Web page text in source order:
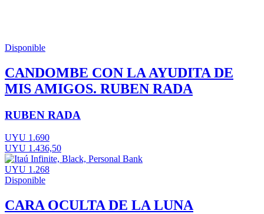
Disponible
CANDOMBE CON LA AYUDITA DE
MIS AMIGOS. RUBEN RADA
RUBEN RADA
UYU 1.690
UYU 1.436,50
UYU 1.268
Disponible
CARA OCULTA DE LA LUNA